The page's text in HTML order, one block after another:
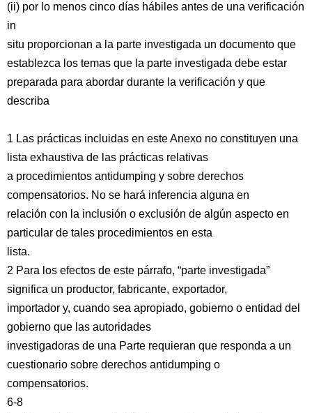
(ii) por lo menos cinco días hábiles antes de una verificación
in
situ proporcionan a la parte investigada un documento que
establezca los temas que la parte investigada debe estar
preparada para abordar durante la verificación y que
describa
1 Las prácticas incluidas en este Anexo no constituyen una
lista exhaustiva de las prácticas relativas
a procedimientos antidumping y sobre derechos
compensatorios. No se hará inferencia alguna en
relación con la inclusión o exclusión de algún aspecto en
particular de tales procedimientos en esta
lista.
2 Para los efectos de este párrafo, “parte investigada”
significa un productor, fabricante, exportador,
importador y, cuando sea apropiado, gobierno o entidad del
gobierno que las autoridades
investigadoras de una Parte requieran que responda a un
cuestionario sobre derechos antidumping o
compensatorios.
6-8